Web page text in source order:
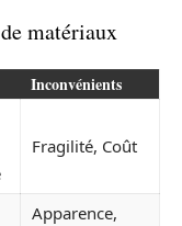
matériaux
Inconvénients
Fragilité, Coût
Apparence,